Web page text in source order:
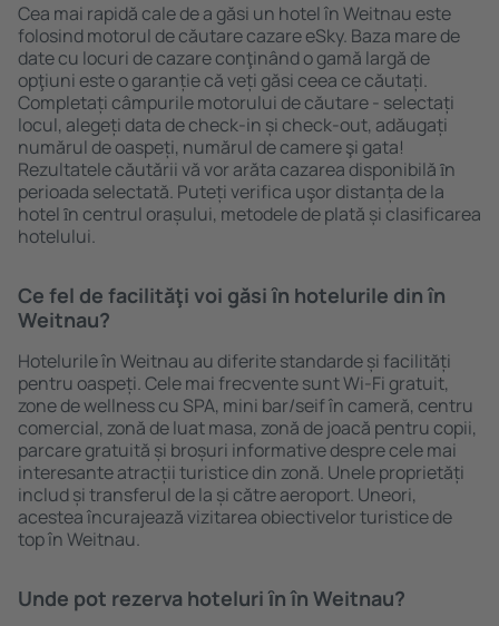
Cea mai rapidă cale de a găsi un hotel în Weitnau este
folosind motorul de căutare cazare eSky. Baza mare de
date cu locuri de cazare conţinând o gamă largă de
opţiuni este o garanție că veți găsi ceea ce căutați.
Completați câmpurile motorului de căutare - selectați
locul, alegeți data de check-in și check-out, adăugați
numărul de oaspeți, numărul de camere şi gata!
Rezultatele căutării vă vor arăta cazarea disponibilă ȋn
perioada selectată. Puteți verifica uşor distanța de la
hotel ȋn centrul orașului, metodele de plată și clasificarea
hotelului.
Ce fel de facilităţi voi găsi ȋn hotelurile din în
Weitnau?
Hotelurile în Weitnau au diferite standarde și facilități
pentru oaspeți. Cele mai frecvente sunt Wi-Fi gratuit,
zone de wellness cu SPA, mini bar/seif în cameră, centru
comercial, zonă de luat masa, zonă de joacă pentru copii,
parcare gratuită și broșuri informative despre cele mai
interesante atracții turistice din zonă. Unele proprietăți
includ și transferul de la și către aeroport. Uneori,
acestea încurajează vizitarea obiectivelor turistice de
top în Weitnau.
Unde pot rezerva hoteluri ȋn în Weitnau?